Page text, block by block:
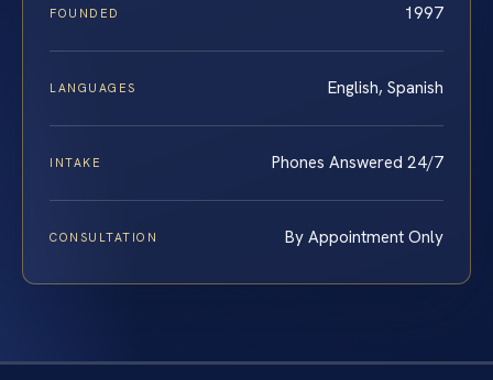
FOUNDED 1997
LANGUAGES English, Spanish
INTAKE Phones Answered 24/7
CONSULTATION By Appointment Only